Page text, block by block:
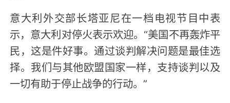
意大利外交部长塔亚尼在一档电视节目中表
示，意大利对停火表示欢迎。“美国不再轰炸平
民，这是件好事。通过谈判解决问题是最佳选
择。我们与其他欧盟国家一样，支持谈判以及
一切有助于停止战争的行动。”